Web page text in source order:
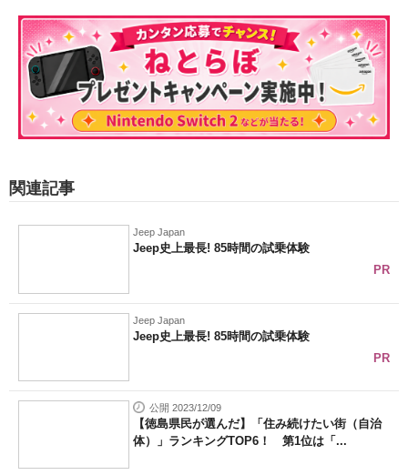
関連記事
Jeep Japan
Jeep史上最長! 85時間の試乗体験
PR
Jeep Japan
Jeep史上最長! 85時間の試乗体験
PR
公開 2023/12/09
【徳島県民が選んだ】「住み続けたい街（自治
体）」ランキングTOP6！ 第1位は「...